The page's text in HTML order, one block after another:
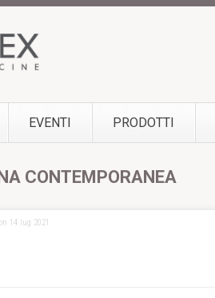
EVENTI PRODOTTI
CONTEMPORANEA
14 lug 2021